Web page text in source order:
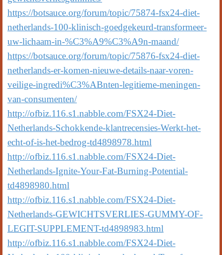
https://botsauce.org/forum/topic/75874-fsx24-diet-
netherlands-100-klinisch-goedgekeurd-transformeer-
uw-lichaam-in-%C3%A9%C3%A9n-maand/
https://botsauce.org/forum/topic/75876-fsx24-diet-
netherlands-er-komen-nieuwe-details-naar-voren-
veilige-ingredi%C3%ABnten-legitieme-meningen-
van-consumenten/
http://ofbiz.116.s1.nabble.com/FSX24-Diet-
Netherlands-Schokkende-klantrecensies-Werkt-het-
echt-of-is-het-bedrog-td4898978.html
http://ofbiz.116.s1.nabble.com/FSX24-Diet-
Netherlands-Ignite-Your-Fat-Burning-Potential-
td4898980.html
http://ofbiz.116.s1.nabble.com/FSX24-Diet-
Netherlands-GEWICHTSVERLIES-GUMMY-OF-
LEGIT-SUPPLEMENT-td4898983.html
http://ofbiz.116.s1.nabble.com/FSX24-Diet-